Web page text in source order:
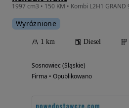
Wyróżnione
1 km Diesel
Sosnowiec (Śląskie)
Firma • Opublikowano